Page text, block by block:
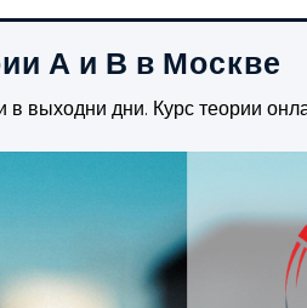
А и В в Москве
выходни дни. Курс теории